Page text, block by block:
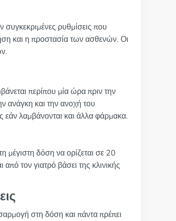
ρυθμίσεις που
και η προστασία των ασθενών. Οι
περίπου μία ώρα πριν την
ανάγκη και την ανοχή του
εάν λαμβάνονται και άλλα φάρμακα.
μέγιστη δόση να ορίζεται σε 20
τον γιατρό βάσει της κλινικής
στη δόση και πάντα πρέπει